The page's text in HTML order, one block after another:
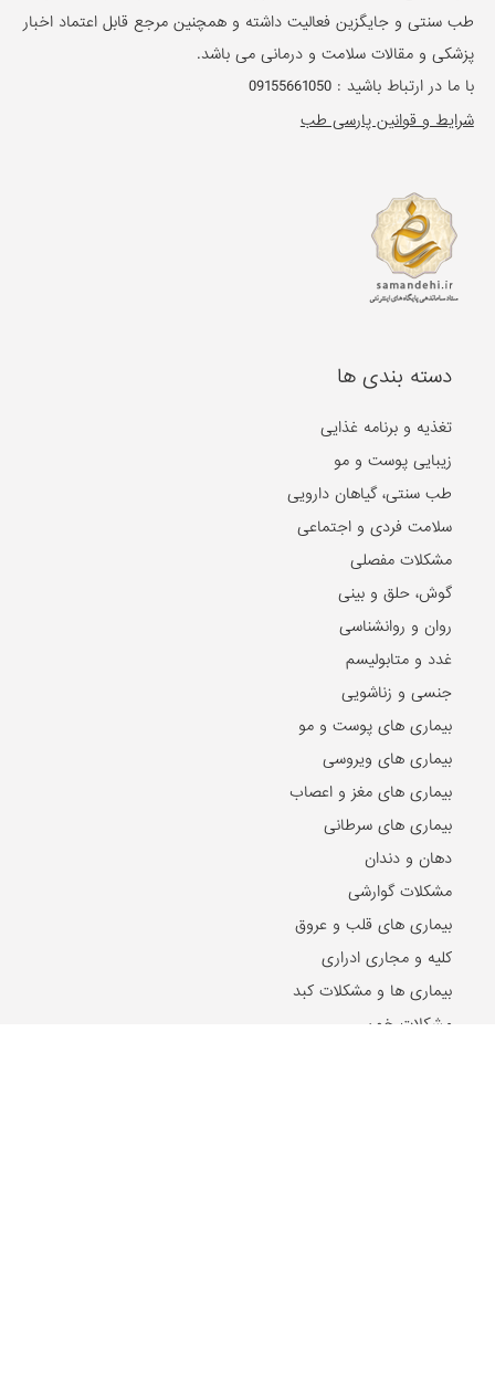
طب سنتی و جایگزین فعالیت داشته و همچنین مرجع قابل اعتماد اخبار
پزشکی و مقالات سلامت و درمانی می باشد.
با ما در ارتباط باشید :09155661050
شرایط و قوانین پارسی طب
دسته بندی ها
تغذیه و برنامه غذایی
زیبایی پوست و مو
طب سنتی، گیاهان دارویی
سلامت فردی و اجتماعی
مشکلات مفصلی
گوش، حلق و بینی
روان و روانشناسی
غدد و متابولیسم
جنسی و زناشویی
بیماری های پوست و مو
بیماری های ویروسی
بیماری های مغز و اعصاب
بیماری های سرطانی
دهان و دندان
مشکلات گوارشی
بیماری های قلب و عروق
کلیه و مجاری ادراری
بیماری ها و مشکلات کبد
مشکلات خون